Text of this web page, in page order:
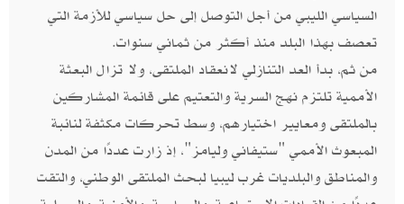
السياسي الليبي من أجل التوصل إلى حل سياسي للأزمة التي
تعصف بهذا البلد منذ أكثر من ثماني سنوات.
من ثم، بدأ العد التنازلي لانعقاد الملتقى، ولا تزال البعثة
الأممية تلتزم نهج السرية والتعتيم على قائمة المشاركين
بالملتقى ومعايير اختيارهم، وسط تحركات مكثفة لنائبة
المبعوث الأممي "ستيفاني وليامز"، إذ زارت عددًا من المدن
والمناطق والبلديات غرب ليبيا لبحث الملتقى الوطني، والتقت